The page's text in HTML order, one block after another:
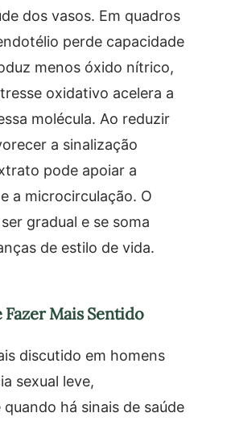
dos vasos. Em quadros
perde capacidade
menos óxido nítrico,
oxidativo acelera a
molécula. Ao reduzir
a sinalização
pode apoiar a
a microcirculação. O
gradual e se soma
de estilo de vida.
Fazer Mais Sentido
discutido em homens
sexual leve,
há sinais de saúde